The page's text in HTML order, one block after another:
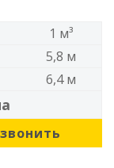
1 м³
5,8 м
6,4 м